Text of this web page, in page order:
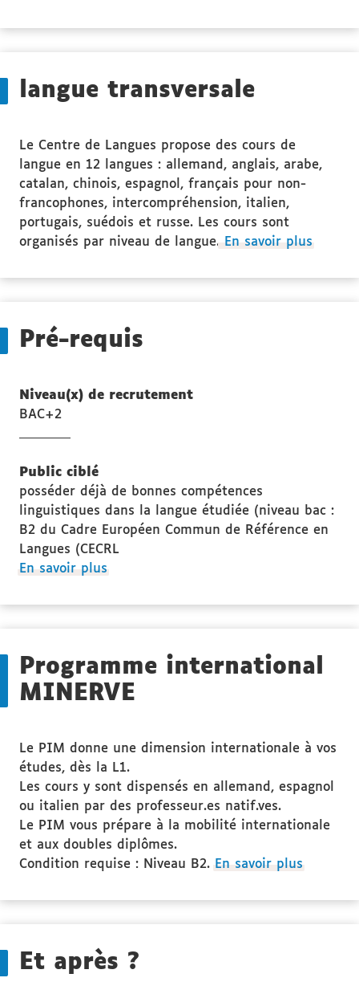
des
langue transversale
Le Centre de Langues propose des cours de
langue en 12 langues : allemand, anglais, arabe,
catalan, chinois, espagnol, français pour non-
francophones, intercompréhension, italien,
portugais, suédois et russe. Les cours sont
organisés par niveau de langue.
En savoir plus
Pré-requis
Niveau(x) de recrutement
BAC+2
Public ciblé
posséder déjà de bonnes compétences
linguistiques dans la langue étudiée (niveau bac :
B2 du Cadre Européen Commun de Référence en
Langues (CECRL
En savoir plus
des
Programme international
MINERVE
Le PIM donne une dimension internationale à vos
études, dès la L1.
Les cours y sont dispensés en allemand, espagnol
ou italien par des professeur.es natif.ves.
Le PIM vous prépare à la mobilité internationale
et aux doubles diplômes.
Condition requise : Niveau B2. En savoir plus
Et après ?